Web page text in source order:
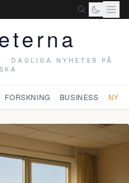
DAGLIGA NYHETER PÅ
FORSKNING BUSINESS